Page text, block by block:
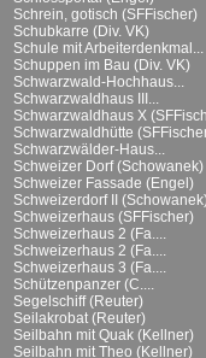
Schrein, gotisch (SFFischer)
Schubkarre (Div. VK)
Schule mit Arbeiterdenkmal...
Schuppen im Bau (Div. VK)
Schwarzwald-Hochhaus...
Schwarzwaldhaus III...
Schwarzwaldhaus X
Schwarzwaldhütte
Schwarzwälder-Haus...
Schweizer Dorf (Schowanek)
Schweizer Fassade (Engel)
Schweizerdorf II
Schweizerhaus (SFFischer)
Schweizerhaus 2 (Fa....
Schweizerhaus 2 (Fa....
Schweizerhaus 3 (Fa....
Schützenpanzer (C....
Segelschiff (Reuter)
Seilakrobat (Reuter)
Seilbahn mit Quak (Kellner)
Seilbahn mit Theo (Kellner)